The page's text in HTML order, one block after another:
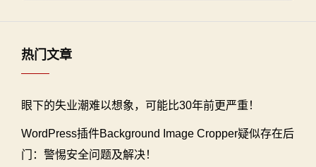
热门文章
眼下的失业潮难以想象，可能比30年前更严重！
WordPress插件Background Image Cropper疑似存在后
门：警惕安全问题及解决！